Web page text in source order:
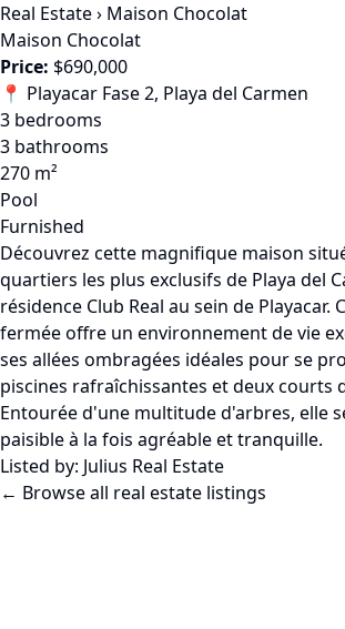
Real Estate› Maison Chocolat
Maison Chocolat
Price: $690,000
📍 Playacar Fase 2, Playa del Carmen
3 bedrooms
3 bathrooms
270 m²
Pool
Furnished
Découvrez cette magnifique maison
quartiers les plus exclusifs de Playa del
résidence Club Real au sein de Playacar.
fermée offre un environnement de vie
ses allées ombragées idéales pour se
piscines rafraîchissantes et deux courts
Entourée d'une multitude d'arbres, elle
paisible à la fois agréable et tranquille.
Listed by: Julius Real Estate
← Browse all real estate listings